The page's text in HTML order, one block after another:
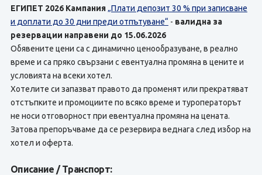
ЕГИПЕТ 2026 Кампания „Плати депозит 30 % при записване
и доплати до 30 дни преди отпътуване“ - валидна за
резервации направени до 15.06.2026
Обявените цени са с динамично ценообразуване, в реално
време и са пряко свързани с евентуална промяна в цените и
условията на всеки хотел.
Хотелите си запазват правото да променят или прекратяват
отстъпките и промоциите по всяко време и туроператорът
не носи отговорност при евентуална промяна на цената.
Затова препоръчваме да се резервира веднага след избор на
хотел и оферта.
Описание / Транспорт: